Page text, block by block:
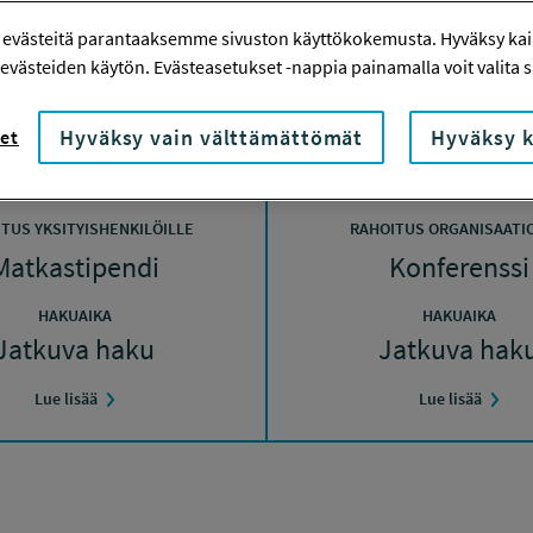
olevat
YKSITYISHENKILÖILLE
HAKUAIKA
haku
Lue lisää
RAHOITUS
Konferenssi
HAKUAIKA
Jatkuva
Lue lisää
parantaaksemme sivuston käyttökokemusta. Hyväksy
käytön. Evästeasetukset -nappia painamalla voit valita
Hyväksy vain välttämättömät Hyväksy